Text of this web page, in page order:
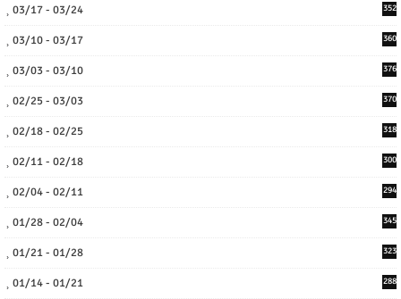
03/17 - 03/24 352
03/10 - 03/17 360
03/03 - 03/10 376
02/25 - 03/03 370
02/18 - 02/25 318
02/11 - 02/18 300
02/04 - 02/11 294
01/28 - 02/04 345
01/21 - 01/28 323
01/14 - 01/21 288